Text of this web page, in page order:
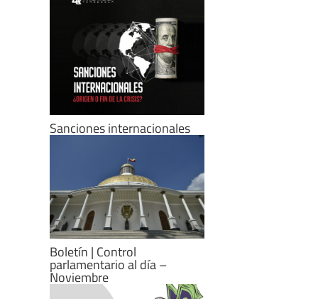
Sanciones internacionales
Boletín | Control
parlamentario al día –
Noviembre